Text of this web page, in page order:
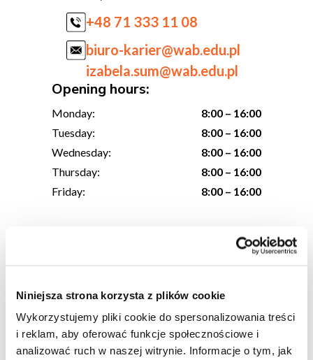
Niniejsza strona korzysta z plików cookie
Wykorzystujemy pliki cookie do spersonalizowania treści
i reklam, aby oferować funkcje społecznościowe i
analizować ruch w naszej witrynie. Informacje o tym, jak
+48 71 333 11 08
biuro-karier@wab.edu.pl
izabela.sum@wab.edu.pl
Opening hours:
Monday:
8:00 – 16:00
Tuesday:
8:00 – 16:00
Wednesday:
8:00 – 16:00
Thursday:
8:00 – 16:00
Friday:
8:00 – 16:00